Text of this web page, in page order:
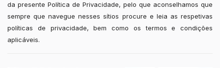
da presente Política de Privacidade, pelo que aconselhamos que
sempre que navegue nesses sítios procure e leia as respetivas
políticas de privacidade, bem como os termos e condições
aplicáveis.